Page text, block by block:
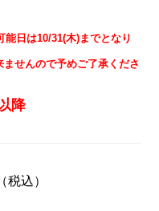
日は10/31(木)までとなり
せんので予めご了承くださ
降
（税込）